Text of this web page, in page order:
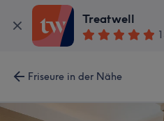
Treatwell
Friseure in der Nähe